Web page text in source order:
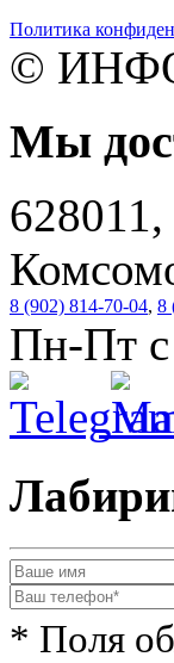
Политика
©
Мы
8 (902) 814-70-04, 8
Пн-Пт с
* Поля